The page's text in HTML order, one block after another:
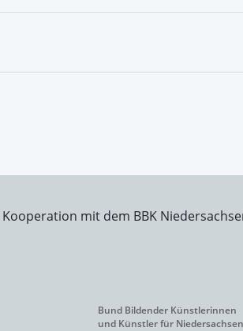
mit dem BBK
Bund Bildender Künstlerinnen
und Künstler für